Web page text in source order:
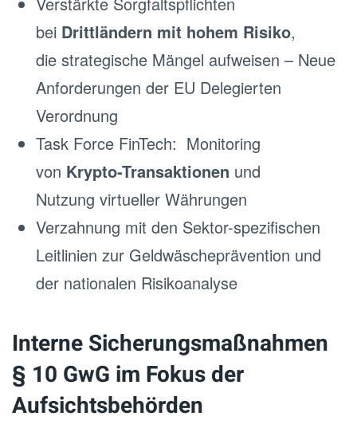
bei Drittländern mit hohem Risiko,
die strategische Mängel aufweisen – Neue
Anforderungen der EU Delegierten
Verordnung
Task Force FinTech: Monitoring
von Krypto-Transaktionen und
Nutzung virtueller Währungen
Verzahnung mit den Sektor-spezifischen
Leitlinien zur Geldwäscheprävention und
der nationalen Risikoanalyse
Interne Sicherungsmaßnahmen
§ 10 GwG im Fokus der
Aufsichtsbehörden